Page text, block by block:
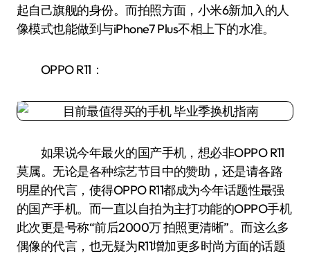
起自己旗舰的身份。而拍照方面，小米6新加入的人
像模式也能做到与iPhone7 Plus不相上下的水准。
OPPO R11：
如果说今年最火的国产手机，想必非OPPO R11
莫属。无论是各种综艺节目中的赞助，还是请各路
明星的代言，使得OPPO R11都成为今年话题性最强
的国产手机。而一直以自拍为主打功能的OPPO手机
此次更是号称“前后2000万 拍照更清晰”。而这么多
偶像的代言，也无疑为R11增加更多时尚方面的话题